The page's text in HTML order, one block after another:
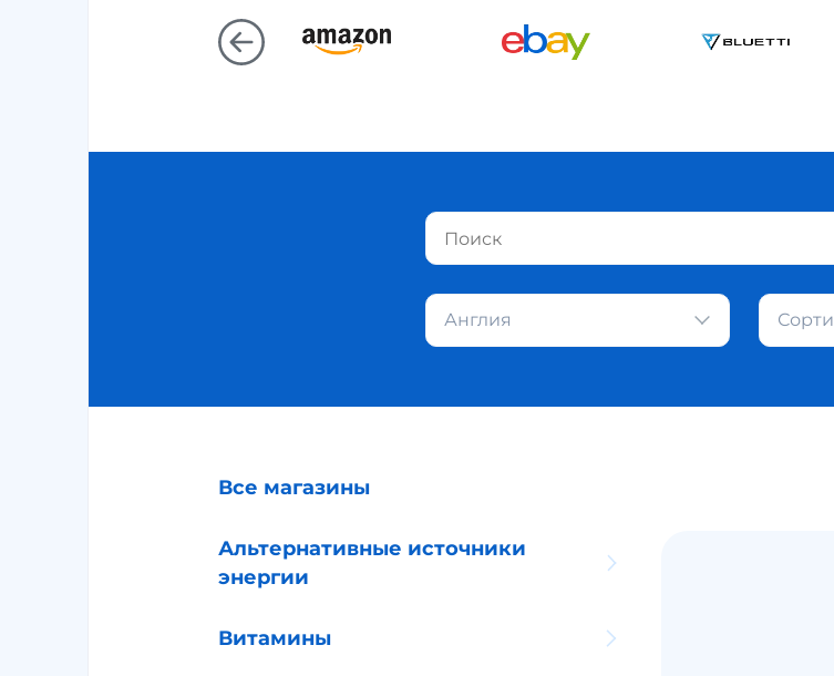
Англия
Все магазины
Альтернативные источники
энергии
Витамины